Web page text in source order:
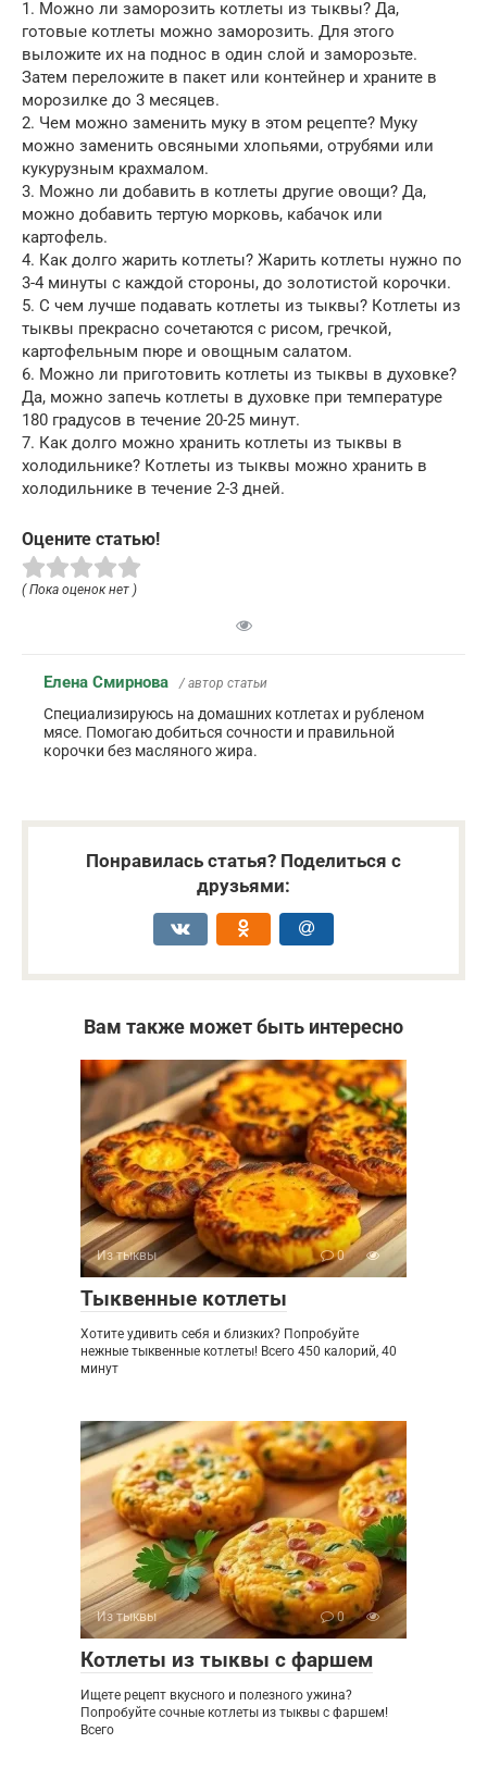
1. Можно ли заморозить котлеты из тыквы? Да,
готовые котлеты можно заморозить. Для этого
выложите их на поднос в один слой и заморозьте.
Затем переложите в пакет или контейнер и храните в
морозилке до 3 месяцев.
2. Чем можно заменить муку в этом рецепте? Муку
можно заменить овсяными хлопьями, отрубями или
кукурузным крахмалом.
3. Можно ли добавить в котлеты другие овощи? Да,
можно добавить тертую морковь, кабачок или
картофель.
4. Как долго жарить котлеты? Жарить котлеты нужно по
3-4 минуты с каждой стороны, до золотистой корочки.
5. С чем лучше подавать котлеты из тыквы? Котлеты из
тыквы прекрасно сочетаются с рисом, гречкой,
картофельным пюре и овощным салатом.
6. Можно ли приготовить котлеты из тыквы в духовке?
Да, можно запечь котлеты в духовке при температуре
180 градусов в течение 20-25 минут.
7. Как долго можно хранить котлеты из тыквы в
холодильнике? Котлеты из тыквы можно хранить в
холодильнике в течение 2-3 дней.
Оцените статью!
( Пока оценок нет )
Елена Смирнова / автор статьи
Специализируюсь на домашних котлетах и рубленом
мясе. Помогаю добиться сочности и правильной
корочки без масляного жира.
Понравилась статья? Поделиться с
друзьями:
Вам также может быть интересно
Из тыквы 0
Тыквенные котлеты
Хотите удивить себя и близких? Попробуйте
нежные тыквенные котлеты! Всего 450 калорий, 40
минут
Из тыквы 0
Котлеты из тыквы с фаршем
Ищете рецепт вкусного и полезного ужина?
Попробуйте сочные котлеты из тыквы с фаршем!
Всего